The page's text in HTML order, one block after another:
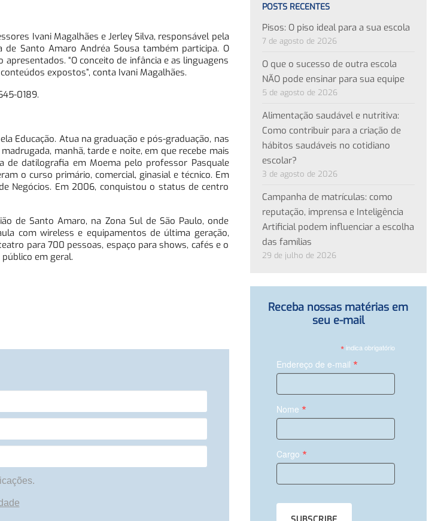
Ivani Magalhães e Jerley Silva, responsável pela
Santo Amaro Andréa Sousa também participa. O
“O conceito de infância e as linguagens
expostos”, conta Ivani Magalhães.
0189.
Educação. Atua na graduação e pós-graduação, nas
manhã, tarde e noite, em que recebe mais
de datilografia em Moema pelo professor Pasquale
o curso primário, comercial, ginasial e técnico. Em
Negócios. Em 2006, conquistou o status de centro
de Santo Amaro, na Zona Sul de São Paulo, onde
com wireless e equipamentos de última geração,
para 700 pessoas, espaço para shows, cafés e o
em geral.
POSTS RECENTES
Pisos: O piso ideal para a sua escola
7 de agosto de 2026
O que o sucesso de outra escola
NÃO pode ensinar para sua equipe
5 de agosto de 2026
Alimentação saudável e nutritiva:
Como contribuir para a criação de
hábitos saudáveis no cotidiano
escolar?
3 de agosto de 2026
Campanha de matrículas: como
reputação, imprensa e Inteligência
Artificial podem influenciar a escolha
das famílias
29 de julho de 2026
Receba nossas matérias em
seu e-mail
* indica obrigatório
Endereço de e-mail *
Nome *
Cargo *